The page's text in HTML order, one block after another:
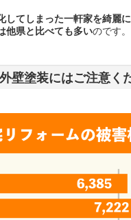
してしまった一軒家を綺麗
他県と比べても多いのです。
壁塗装にはご注意く